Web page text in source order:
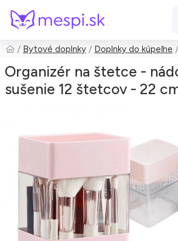
Hľadať
Bytové doplnky Doplnky do kúpeľne
Organizér na štetce -
sušenie 12 štetcov - 22